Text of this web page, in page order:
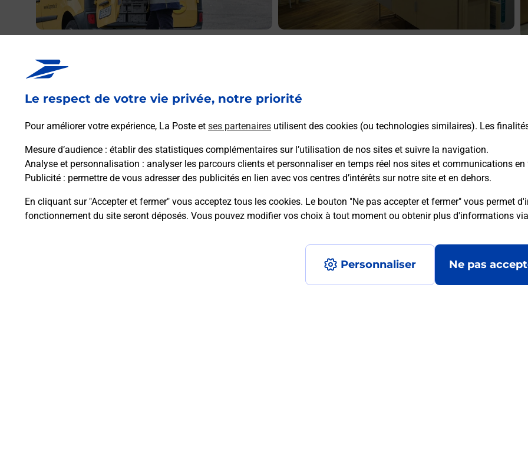
Le respect de votre vie privée, notre priorité
Pour améliorer votre expérience, La Poste et ses partenaires utilisent des cookies (ou technologies similaires). Les
Mesure d’audience : établir des statistiques complémentaires sur l’utilisation de nos sites et suivre la navigation.
Analyse et personnalisation : analyser les parcours clients et personnaliser en temps réel nos sites et communications
Publicité : permettre de vous adresser des publicités en lien avec vos centres d’intérêts sur notre site et en dehors.
En cliquant sur "Accepter et fermer" vous acceptez tous les cookies. Le bouton "Ne pas accepter et fermer" vous permet
fonctionnement du site seront déposés. Vous pouvez modifier vos choix à tout moment ou obtenir plus d'informations via
Personnaliser Ne pas
Vous souhaitez envoyer un colis depuis : NANCY III
proposées par La Poste.
En savoir plus
dans vos bureaux de Poste à NANCY III MAISONS
Questions fréquemment posées